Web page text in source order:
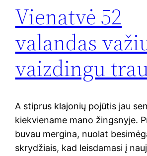
Vienatvė 52
valandas
vaizdingu
A stiprus klajonių pojūtis jau
kiekviename mano žingsnyje.
buvau mergina, nuolat
skrydžiais, kad leisdamasi į